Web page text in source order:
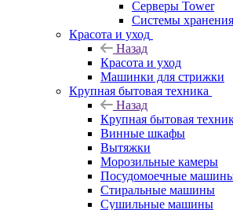
Серверы Tower
Системы
Красота и уход
Назад
Красота и уход
Машинки для стрижки
Крупная бытовая техника
Назад
Крупная бытовая
Винные шкафы
Вытяжки
Морозильные камеры
Посудомоечные
Стиральные машины
Сушильные машины